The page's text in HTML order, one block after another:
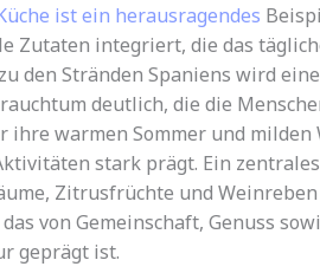
ist ein herausragendes
Zutaten integriert, die das
den Stränden Spaniens wird
deutlich, die die
warmen Sommer und milden
stark prägt. Ein
Zitrusfrüchte und
von Gemeinschaft, Genuss
geprägt ist.